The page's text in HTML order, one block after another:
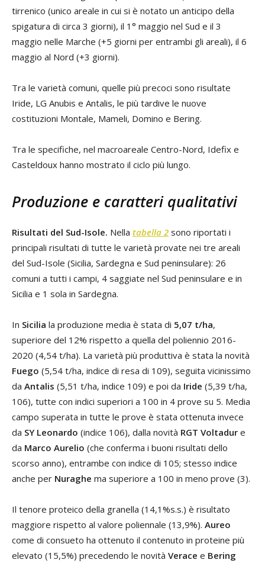
tirrenico (unico areale in cui si è notato un anticipo della
spigatura di circa 3 giorni), il 1° maggio nel Sud e il 3
maggio nelle Marche (+5 giorni per entrambi gli areali), il 6
maggio al Nord (+3 giorni).
Tra le varietà comuni, quelle più precoci sono risultate
Iride, LG Anubis e Antalis, le più tardive le nuove
costituzioni Montale, Mameli, Domino e Bering.
Tra le specifiche, nel macroareale Centro-Nord, Idefix e
Casteldoux hanno mostrato il ciclo più lungo.
Produzione e caratteri qualitativi
Risultati del Sud-Isole. Nella tabella 2 sono riportati i
principali risultati di tutte le varietà provate nei tre areali
del Sud-Isole (Sicilia, Sardegna e Sud peninsulare): 26
comuni a tutti i campi, 4 saggiate nel Sud peninsulare e in
Sicilia e 1 sola in Sardegna.
In Sicilia la produzione media è stata di 5,07 t/ha,
superiore del 12% rispetto a quella del poliennio 2016-
2020 (4,54 t/ha). La varietà più produttiva è stata la novità
Fuego (5,54 t/ha, indice di resa di 109), seguita vicinissimo
da Antalis (5,51 t/ha, indice 109) e poi da Iride (5,39 t/ha,
106), tutte con indici superiori a 100 in 4 prove su 5. Media
campo superata in tutte le prove è stata ottenuta invece
da SY Leonardo (indice 106), dalla novità RGT Voltadur e
da Marco Aurelio (che conferma i buoni risultati dello
scorso anno), entrambe con indice di 105; stesso indice
anche per Nuraghe ma superiore a 100 in meno prove (3).
Il tenore proteico della granella (14,1%s.s.) è risultato
maggiore rispetto al valore poliennale (13,9%). Aureo
come di consueto ha ottenuto il contenuto in proteine più
elevato (15,5%) precedendo le novità Verace e Bering